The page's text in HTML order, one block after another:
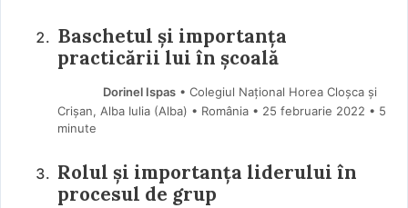
Baschetul și importanța
practicării lui în școală
Dorinel Ispas• Colegiul Național Horea Cloșca și
Crișan, Alba Iulia (Alba) • România
25 februarie 2022 • 5
minute
Rolul și importanța liderului în
procesul de grup